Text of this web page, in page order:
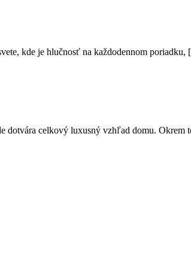
kde je hlučnosť na každodennom
dotvára celkový luxusný vzhľad domu.